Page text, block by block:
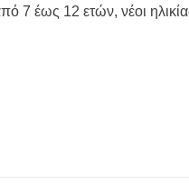
7 έως 12 ετών, νέοι